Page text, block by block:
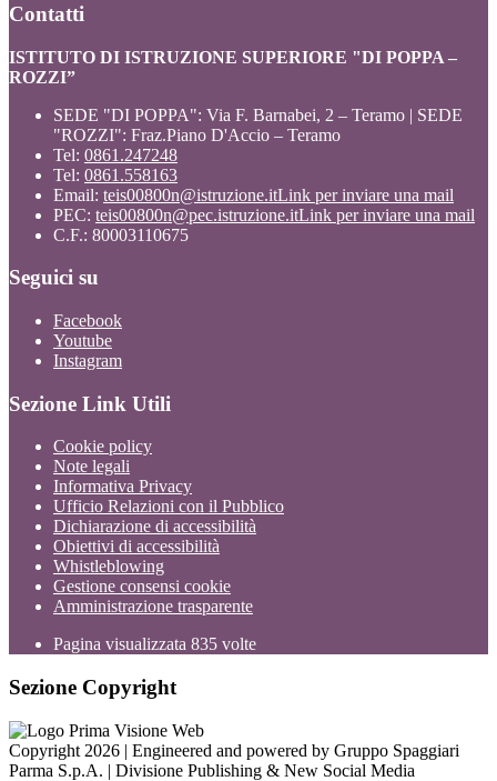
Contatti
ISTITUTO DI ISTRUZIONE SUPERIORE "DI POPPA –
ROZZI”
SEDE "DI POPPA": Via F. Barnabei, 2 – Teramo | SEDE
"ROZZI": Fraz.Piano D'Accio – Teramo
Tel: 0861.247248
Tel: 0861.558163
Email: teis00800n@istruzione.itLink per inviare una mail
PEC: teis00800n@pec.istruzione.itLink per inviare una mail
C.F.: 80003110675
Seguici su
Facebook
Youtube
Instagram
Sezione Link Utili
Cookie policy
Note legali
Informativa Privacy
Ufficio Relazioni con il Pubblico
Dichiarazione di accessibilità
Obiettivi di accessibilità
Whistleblowing
Gestione consensi cookie
Amministrazione trasparente
Pagina visualizzata 835 volte
Sezione Copyright
Copyright 2026 | Engineered and powered by Gruppo Spaggiari
Parma S.p.A. | Divisione Publishing & New Social Media